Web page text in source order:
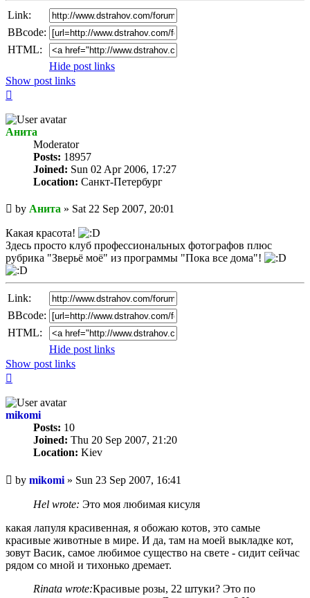
Link:
BBcode:
HTML:
Hide post links
Show post links
Анита
Мoderator
Posts: 18957
Joined: Sun 02 Apr 2006, 17:27
Location: Санкт-Петербург
Unread
post
by Анита » Sat 22 Sep 2007, 20:01
Какая красота!
Здесь просто клуб профессиональных фотографов плюс
рубрика "Зверьё моё" из программы "Пока все дома"!
Link:
BBcode:
HTML:
Hide post links
Show post links
mikomi
Posts: 10
Joined: Thu 20 Sep 2007, 21:20
Location: Kiev
Unread
post
by mikomi » Sun 23 Sep 2007, 16:41
Hel wrote: Это моя любимая кисуля
какая лапуля красивенная, я обожаю котов, это самые
красивые животные в мире. И да, там на моей выкладке кот,
зовут Васик, самое любимое существо на свете - сидит сейчас
рядом со мной и тихонько дремает.
Rinata wrote:Красивые розы, 22 штуки? Это по